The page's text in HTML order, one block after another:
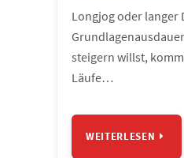
Longjog oder langer
steigern willst,
Läufe…
WEITERLESEN